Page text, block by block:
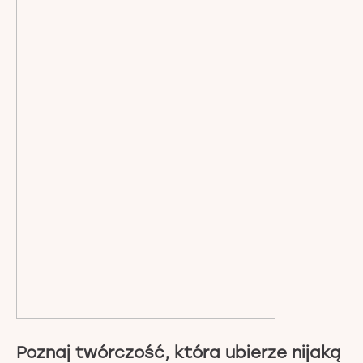
Poznaj twórczość, która ubierze nijaką